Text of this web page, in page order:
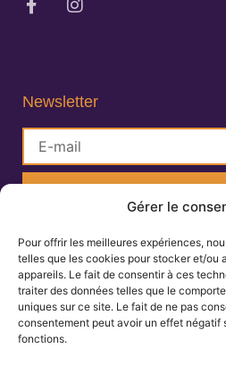
Gérer le
Pour offrir les meilleures expériences,
telles que les cookies pour stocker et/ou
appareils. Le fait de consentir à ces
traiter des données telles que le
uniques sur ce site. Le fait de ne pas
consentement peut avoir un effet négatif
fonctions.
Newsletter
Lisa Charlin
Praticienne en Ayurveda
06.67.27.25.19